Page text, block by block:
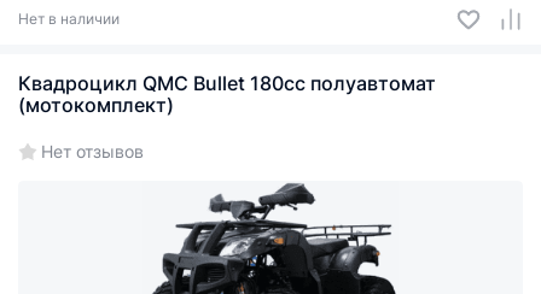
Нет в наличии
Квадроцикл QMC Bullet 180cc полуавтомат
(мотокомплект)
Нет отзывов